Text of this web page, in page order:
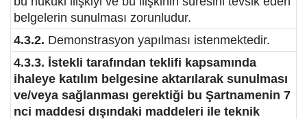
belgelerin sunulması zorunludur.
4.3.2. Demonstrasyon yapılması istenmektedir.
4.3.3. İstekli tarafından teklifi kapsamında
ihaleye katılım belgesine aktarılarak sunulması
ve/veya sağlanması gerektiği bu Şartnamenin 7
nci maddesi dışındaki maddeleri ile teknik